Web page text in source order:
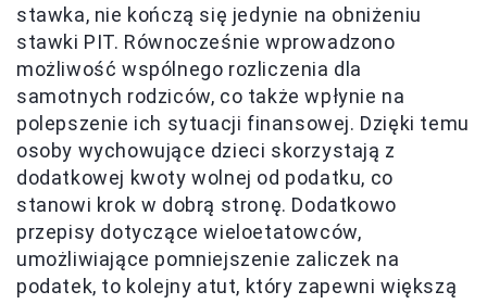
stawka, nie kończą się jedynie na obniżeniu
stawki PIT. Równocześnie wprowadzono
możliwość wspólnego rozliczenia dla
samotnych rodziców, co także wpłynie na
polepszenie ich sytuacji finansowej. Dzięki temu
osoby wychowujące dzieci skorzystają z
dodatkowej kwoty wolnej od podatku, co
stanowi krok w dobrą stronę. Dodatkowo
przepisy dotyczące wieloetatowców,
umożliwiające pomniejszenie zaliczek na
podatek, to kolejny atut, który zapewni większą